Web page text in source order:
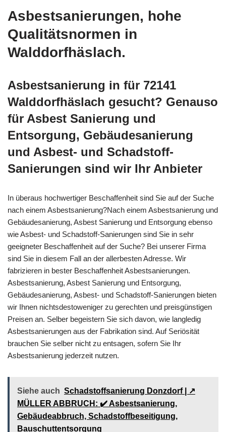
Asbestsanierungen, hohe
Qualitätsnormen in
Walddorfhäslach.
Asbestsanierung in für 72141
Walddorfhäslach gesucht? Genauso
für Asbest Sanierung und
Entsorgung, Gebäudesanierung
und Asbest- und Schadstoff-
Sanierungen sind wir Ihr Anbieter
In überaus hochwertiger Beschaffenheit sind Sie auf der Suche
nach einem Asbestsanierung?Nach einem Asbestsanierung und
Gebäudesanierung, Asbest Sanierung und Entsorgung ebenso
wie Asbest- und Schadstoff-Sanierungen sind Sie in sehr
geeigneter Beschaffenheit auf der Suche? Bei unserer Firma
sind Sie in diesem Fall an der allerbesten Adresse. Wir
fabrizieren in bester Beschaffenheit Asbestsanierungen.
Asbestsanierung, Asbest Sanierung und Entsorgung,
Gebäudesanierung, Asbest- und Schadstoff-Sanierungen bieten
wir Ihnen nichtsdestoweniger zu gerechten und preisgünstigen
Preisen an. Selber begeistern Sie sich davon, wie langledig
Asbestsanierungen aus der Fabrikation sind. Auf Seriösität
brauchen Sie selber nicht zu entsagen, sofern Sie Ihr
Asbestsanierung jederzeit nutzen.
Siehe auch Schadstoffsanierung Donzdorf | ↗️
MÜLLER ABBRUCH: ✔️ Asbestsanierung,
Gebäudeabbruch, Schadstoffbeseitigung,
Bauschuttentsorgung